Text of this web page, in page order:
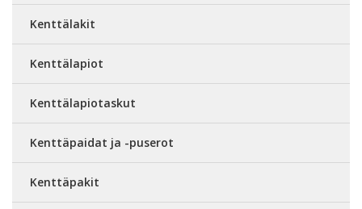
Kenttälakit
Kenttälapiot
Kenttälapiotaskut
Kenttäpaidat ja -puserot
Kenttäpakit